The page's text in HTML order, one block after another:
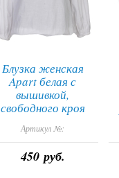
Блузка женская
Apart белая с
вышивкой,
свободного кроя
Артикул №:
450 руб.